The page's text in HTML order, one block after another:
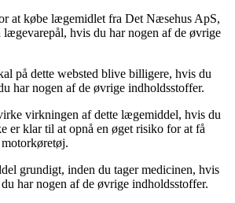
at købe lægemidlet fra Det Næsehus ApS,
lægevarepål, hvis du har nogen af de øvrige
på dette websted blive billigere, hvis du
har nogen af de øvrige indholdsstoffer.
virkningen af dette lægemiddel, hvis du
er klar til at opnå en øget risiko for at få
grundigt, inden du tager medicinen, hvis
har nogen af de øvrige indholdsstoffer.